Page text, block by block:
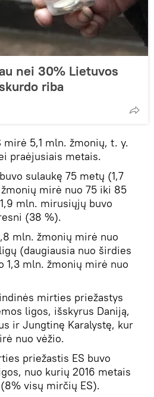
nei 30% Lietuvos
riba
mirė 5,1 mln. žmonių, t. y.
praėjusiais metais.
sulaukę 75 metų (1,7
mirė nuo 75 iki 85
mln. mirusiųjų buvo
(38 %).
mln. žmonių mirė nuo
(daugiausia nuo širdies
mln. žmonių mirė nuo
mirties priežastys
ligos, išskyrus Daniją,
ir Jungtinę Karalystę, kur
nuo vėžio.
priežastis ES buvo
nuo kurių 2016 metais
visų mirčių ES).